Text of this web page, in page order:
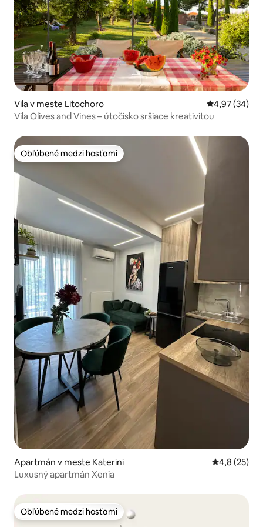
Vila v meste Litochoro Priemerné
4,97 (34)
Vila Olives and Vines – útočisko sršiace kreativitou
Obľúbené medzi hosťami
Obľúbené medzi hosťami
Apartmán v meste Katerini Priemerné
4,8 (25)
Luxusný apartmán Xenia
Obľúbené medzi hosťami
Obľúbené medzi hosťami